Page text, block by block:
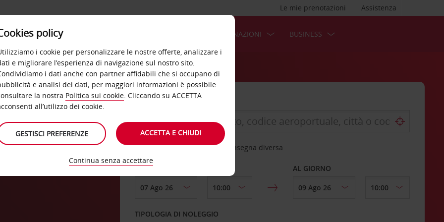
Assistenza
Le mie prenotazioni
OFFERTE DESTINAZIONI BUSINESS
Scegli una località di riconsegna diversa
DAL GIORNO AL GIORNO
TIPOLOGIA DI NOLEGGIO
policy
i cookie per personalizzare le nostre offerte, analizzare i
e migliorare l’esperienza di navigazione sul nostro sito.
i dati anche con partner affidabili che si occupano di
e analisi dei dati; per maggiori informazioni è possibile
la nostra Politica sui cookie. Cliccando su ACCETTA
all’utilizzo dei cookie.
GESTISCI PREFERENZE ACCETTA E CHIUDI
Continua senza accettare